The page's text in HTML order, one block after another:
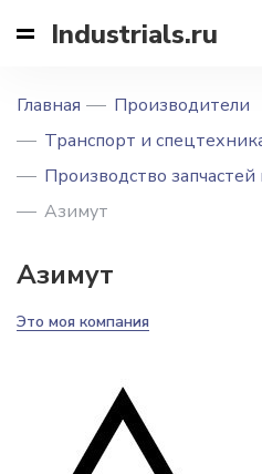
Industrials.ru
Главная
Производители
Транспорт и
Производство
Азимут
Азимут
Это моя компания